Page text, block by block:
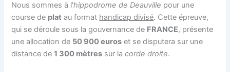
Nous sommes à l'hippodrome de Deauville pour une
course de plat au format handicap divisé. Cette épreuve,
qui se déroule sous la gouvernance de FRANCE, présente
une allocation de 50 900 euros et se disputera sur une
distance de1 300 mètres sur lacorde droite.